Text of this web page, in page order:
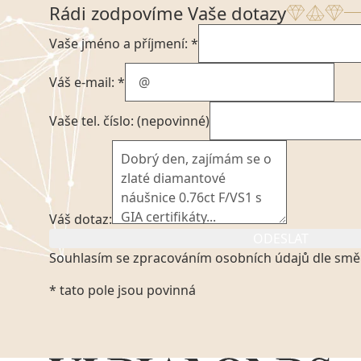
Rádi zodpovíme Vaše dotazy
Vaše jméno a příjmení: *
Váš e-mail: *
Vaše tel. číslo: (nepovinné)
Váš dotaz:
Souhlasím se zpracováním osobních údajů dle
Kliknutím na výše uvedený odkaz, v souladu se
platném znění výslovně souhlasím se zpracováním
* tato pole jsou povinná